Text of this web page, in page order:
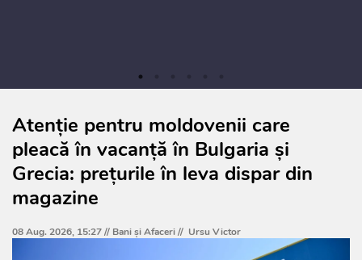
Atenție pentru moldovenii care
pleacă în vacanță în Bulgaria și
Grecia: prețurile în leva dispar din
magazine
08 Aug. 2026, 15:27 // Bani și Afaceri// Ursu Victor